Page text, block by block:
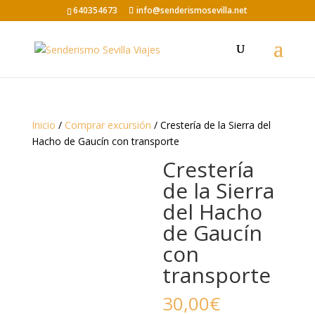
640354673 info@senderismosevilla.net
Inicio / Comprar excursión / Crestería de la Sierra del
Hacho de Gaucín con transporte
Crestería
de la Sierra
del Hacho
de Gaucín
con
transporte
30,00€